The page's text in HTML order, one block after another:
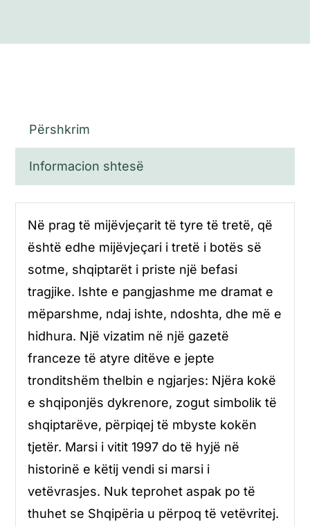
Përshkrim
Informacion shtesë
Në prag të mijëvjeçarit të tyre të tretë, që
është edhe mijëvjeçari i tretë i botës së
sotme, shqiptarët i priste një befasi
tragjike. Ishte e pangjashme me dramat e
mëparshme, ndaj ishte, ndoshta, dhe më e
hidhura. Një vizatim në një gazetë
franceze të atyre ditëve e jepte
tronditshëm thelbin e ngjarjes: Njëra kokë
e shqiponjës dykrenore, zogut simbolik të
shqiptarëve, përpiqej të mbyste kokën
tjetër. Marsi i vitit 1997 do të hyjë në
historinë e këtij vendi si marsi i
vetëvrasjes. Nuk teprohet aspak po të
thuhet se Shqipëria u përpoq të vetëvritej.